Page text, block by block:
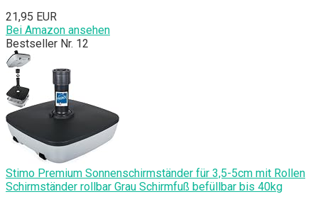
21,95 EUR
Bei Amazon ansehen
Bestseller Nr. 12
Stimo Premium Sonnenschirmständer für 3,5-5cm mit Rollen
Schirmständer rollbar Grau Schirmfuß befüllbar bis 40kg